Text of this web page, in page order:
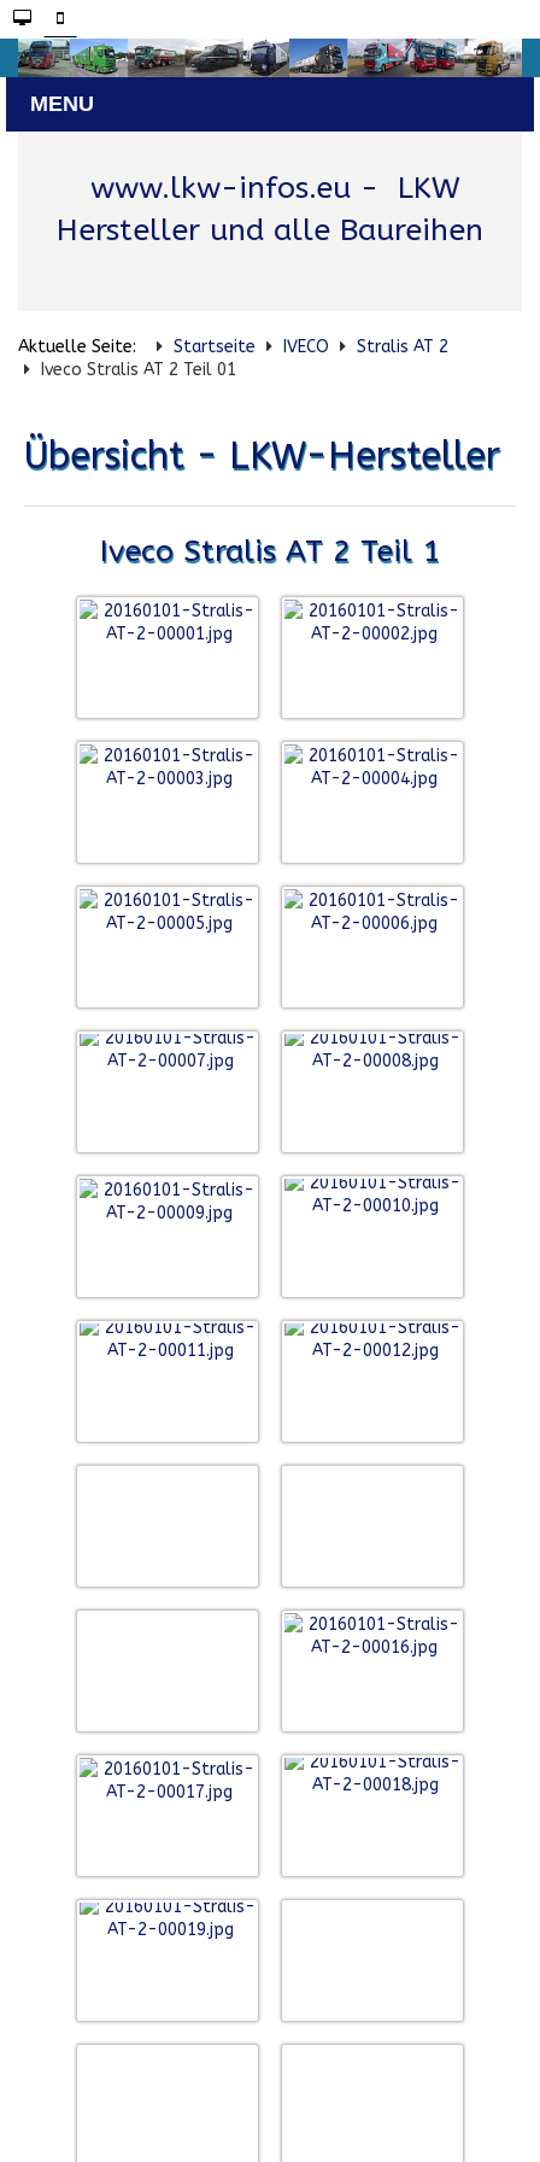
www.lkw-infos.eu- LKW
Hersteller und alle Baureihen
Aktuelle Seite: Startseite IVECO
Stralis AT 2
Iveco Stralis AT 2 Teil 01
Übersicht - LKW-Hersteller
Iveco Stralis AT 2 Teil 1